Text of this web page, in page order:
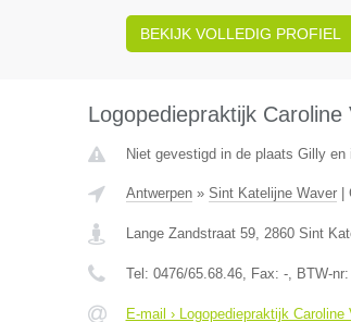
BEKIJK VOLLEDIG PROFIEL
Logopediepraktijk Caroline
Niet gevestigd in de plaats Gilly en
Antwerpen» Sint Katelijne Waver|
Lange Zandstraat 59, 2860 Sint
Tel: 0476/65.68.46, Fax: -, BTW-nr:
E-mail › Logopediepraktijk Caroline